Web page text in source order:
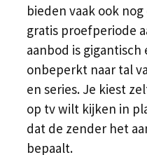
bieden vaak ook nog
gratis proefperiode
aanbod is gigantisch
onbeperkt naar tal
en series. Je kiest
op tv wilt kijken in
dat de zender het
bepaalt.